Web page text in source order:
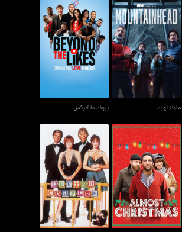
ماونتنهيد
ماونتنهيد
بيوند ذا لايكس
بيوند ذا لايكس
أولموست كريسمس لوفينغ كابلز